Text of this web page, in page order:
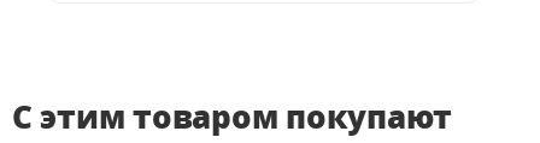
С этим товаром покупают